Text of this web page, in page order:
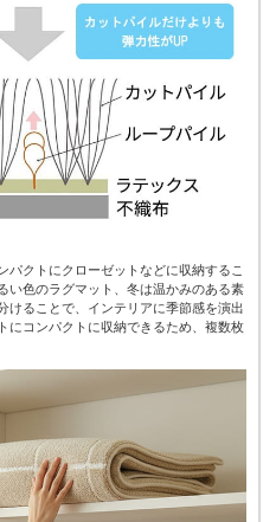
パクトにクローゼットなどに収納するこ
い色のラグマット、冬は温かみのある素
けることで、インテリアに季節感を演出
にコンパクトに収納できるため、複数枚